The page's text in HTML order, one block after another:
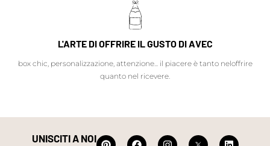
L'ARTE DI OFFRIRE IL GUSTO DI AVEC
box chic, personalizzazione, attenzione... il piacere è tanto neloffrire
quanto nel ricevere.
UNISCITI A NOI